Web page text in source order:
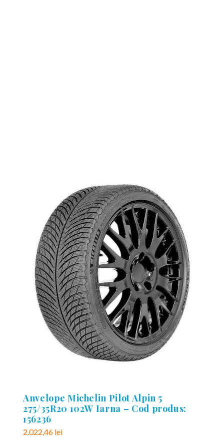
Anvelope Michelin Pilot Alpin 5
275/35R20 102W Iarna – Cod produs:
156236
2.022,46 lei